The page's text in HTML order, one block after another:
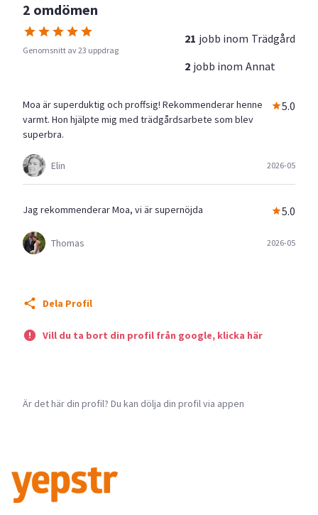
2 omdömen
Genomsnitt av 23 uppdrag
21 jobb inom Trädgård
2 jobb inom Annat
Moa är superduktig och proffsig! Rekommenderar henne
varmt. Hon hjälpte mig med trädgårdsarbete som blev
superbra.
5.0
Elin 2026-05
Jag rekommenderar Moa, vi är supernöjda 5.0
Thomas 2026-05
Dela Profil
Vill du ta bort din profil från google, klicka här
Är det här din profil? Du kan dölja din profil via appen